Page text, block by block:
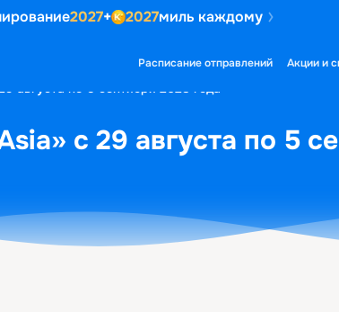
2027+ 2027миль каждому
Расписание отправлений Акции и
августа по 5 сентября 2028 года
с 29 августа по 5